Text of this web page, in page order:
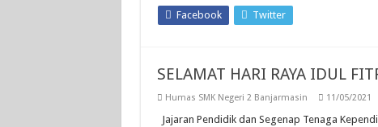
Facebook Twitter
SELAMAT HARI RAYA IDUL
Humas SMK Negeri 2 Banjarmasin 11/05/2021
Jajaran Pendidik dan Segenap Tenaga